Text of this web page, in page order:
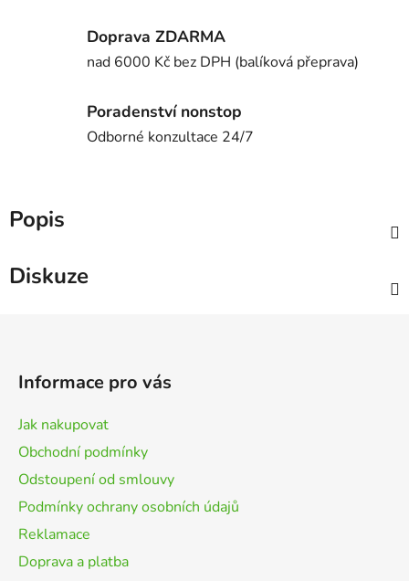
Doprava ZDARMA
nad 6000 Kč bez DPH (balíková přeprava)
Poradenství nonstop
Odborné konzultace 24/7
Popis
Diskuze
Informace pro vás
Jak nakupovat
Obchodní podmínky
Odstoupení od smlouvy
Podmínky ochrany osobních údajů
Reklamace
Doprava a platba